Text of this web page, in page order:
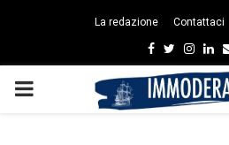
La redazione Contattaci
Facebook
Twitter
PRIMARY